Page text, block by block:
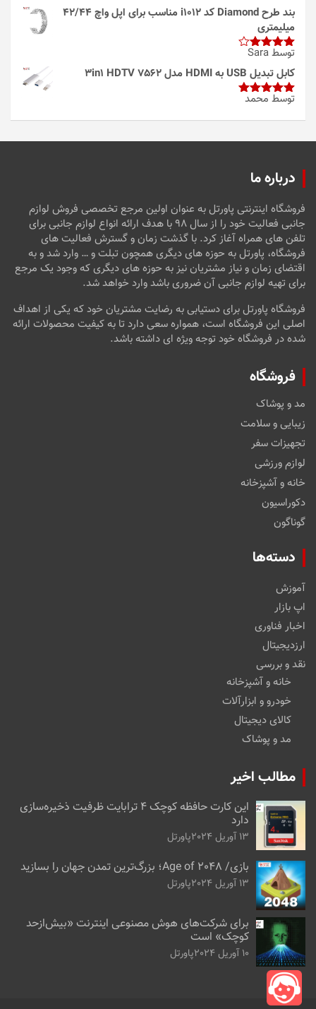
بند طرح Diamond کد i1012 مناسب برای اپل واچ 42/44
میلیمتری
امتیاز4
از 5
توسط Sara
کابل تبدیل USB به HDMI مدل 3in1 HDTV 7562
امتیاز5از
توسط محمد
درباره ما
فروشگاه اینترنتی پاورتل به عنوان اولین مرجع تخصصی فروش لوازم
جانبی فعالیت خود را از سال ۹۸ با هدف ارائه انواع لوازم جانبی برای
تلفن های همراه آغاز کرد. با گذشت زمان و گسترش فعالیت های
فروشگاه، پاورتل به حوزه های دیگری همچون تبلت و … وارد شد و به
اقتضای زمان و نیاز مشتریان نیز به حوزه های دیگری که وجود یک مرجع
برای تهیه لوازم جانبی آن ضروری باشد وارد خواهد شد.
فروشگاه پاورتل برای دستیابی به رضایت مشتریان خود که یکی از اهداف
اصلی این فروشگاه است، همواره سعی دارد تا به کیفیت محصولات ارائه
شده در فروشگاه خود توجه ویژه ای داشته باشد.
فروشگاه
مد و پوشاک
زیبایی و سلامت
تجهیزات سفر
لوازم ورزشی
خانه و آشپزخانه
دکوراسیون
گوناگون
دسته‌ها
آموزش
اپ بازار
اخبار فناوری
ارزدیجیتال
نقد و بررسی
خانه و آشپزخانه
خودرو و ابزارآلات
کالای دیجیتال
مد و پوشاک
مطالب اخیر
این کارت حافظه کوچک ۴ ترابایت ظرفیت ذخیره‌سازی
دارد
13 آوریل 2024 پاورتل
بازی/ Age of 2048؛ بزرگ‌ترین تمدن جهان را بسازید
13 آوریل 2024 پاورتل
برای شرکت‌های هوش مصنوعی اینترنت «بیش‌از‌حد
کوچک» است
10 آوریل 2024 پاورتل